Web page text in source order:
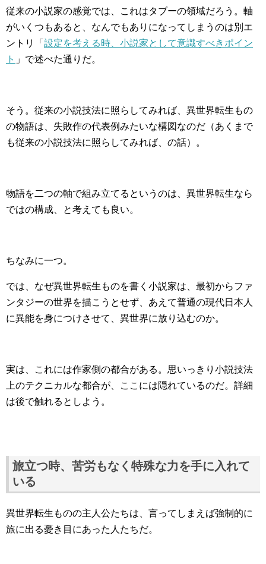
従来の小説家の感覚では、これはタブーの領域だろう。軸
がいくつもあると、なんでもありになってしまうのは別エ
ントリ「 設定を考える時、小説家として意識すべきポイン
ト 」で述べた通りだ。
そう。従来の小説技法に照らしてみれば、異世界転生もの
の物語は、失敗作の代表例みたいな構図なのだ（あくまで
も従来の小説技法に照らしてみれば、の話）。
物語を二つの軸で組み立てるというのは、異世界転生なら
ではの構成、と考えても良い。
ちなみに一つ。
では、なぜ異世界転生ものを書く小説家は、最初からファ
ンタジーの世界を描こうとせず、あえて普通の現代日本人
に異能を身につけさせて、異世界に放り込むのか。
実は、これには作家側の都合がある。思いっきり小説技法
上のテクニカルな都合が、ここには隠れているのだ。詳細
は後で触れるとしよう。
旅立つ時、苦労もなく特殊な力を手に入れて
いる
異世界転生ものの主人公たちは、言ってしまえば強制的に
旅に出る憂き目にあった人たちだ。